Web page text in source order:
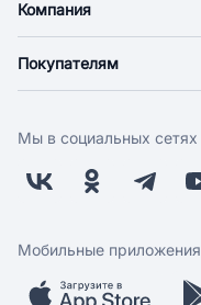
Компания
Новости
Поставщикам
Заводчикам
Обратная связь
Покупателям
Оплата
Бонусная программа
Скидки и акции
Мобильное приложение
Мы в социальных сетях
Мобильные приложения